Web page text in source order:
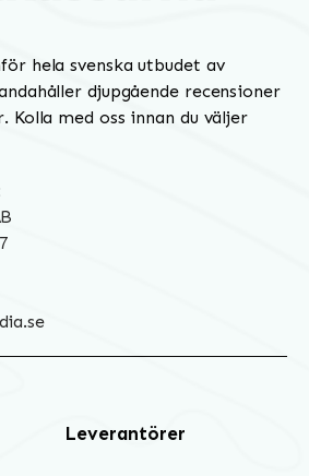
hela svenska utbudet av
djupgående recensioner
Kolla med oss innan du väljer
Leverantörer